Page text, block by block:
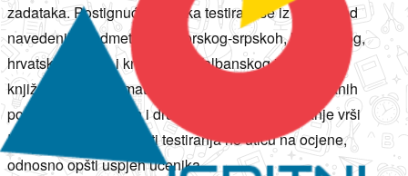
zadataka. Postignuća učenika testiraju se iz jednog od
navedenih predmeta: crnogorskog-srpskoh, bosanskog,
hrvatskog jezika i književnosti/albanskog jezika i
književnosti, matematike, egleskog jezika ili odabranih
poglavlja iz prirodnih i društvenih nauka. Testiranje vrši
Ispitni centar, a rezultati testiranja ne utiču na ocjene,
odnosno opšti uspjeh učenika.